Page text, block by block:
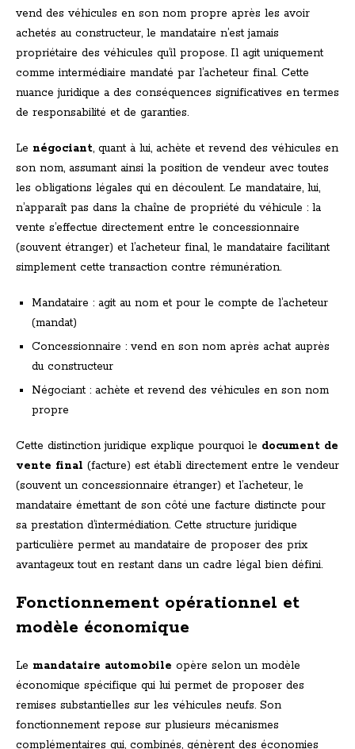
vend des véhicules en son nom propre après les avoir
achetés au constructeur, le mandataire n’est jamais
propriétaire des véhicules qu’il propose. Il agit uniquement
comme intermédiaire mandaté par l’acheteur final. Cette
nuance juridique a des conséquences significatives en termes
de responsabilité et de garanties.
Le négociant, quant à lui, achète et revend des véhicules en
son nom, assumant ainsi la position de vendeur avec toutes
les obligations légales qui en découlent. Le mandataire, lui,
n’apparaît pas dans la chaîne de propriété du véhicule : la
vente s’effectue directement entre le concessionnaire
(souvent étranger) et l’acheteur final, le mandataire facilitant
simplement cette transaction contre rémunération.
Mandataire : agit au nom et pour le compte de l’acheteur
(mandat)
Concessionnaire : vend en son nom après achat auprès
du constructeur
Négociant : achète et revend des véhicules en son nom
propre
Cette distinction juridique explique pourquoi le document de
vente final (facture) est établi directement entre le vendeur
(souvent un concessionnaire étranger) et l’acheteur, le
mandataire émettant de son côté une facture distincte pour
sa prestation d’intermédiation. Cette structure juridique
particulière permet au mandataire de proposer des prix
avantageux tout en restant dans un cadre légal bien défini.
Fonctionnement opérationnel et
modèle économique
Le mandataire automobile opère selon un modèle
économique spécifique qui lui permet de proposer des
remises substantielles sur les véhicules neufs. Son
fonctionnement repose sur plusieurs mécanismes
complémentaires qui, combinés, génèrent des économies